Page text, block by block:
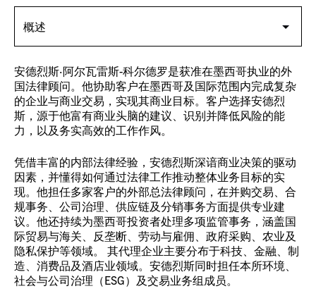
安德烈斯·阿尔瓦雷斯-科尔德罗是获准在墨西哥执业的外
国法律顾问。他协助客户在墨西哥及国际范围内完成复杂
的企业与商业交易，实现其商业目标。客户选择安德烈
斯，源于他富有商业头脑的建议、识别并降低风险的能
力，以及务实高效的工作作风。
凭借丰富的内部法律经验，安德烈斯深谙商业决策的驱动
因素，并懂得如何通过法律工作推动整体业务目标的实
现。他担任多家客户的外部总法律顾问，在并购交易、合
规事务、公司治理、供应链及分销事务方面提供专业建
议。他还持续为墨西哥投资者处理多项监管事务，涵盖国
际贸易与海关、反垄断、劳动与雇佣、政府采购、农业及
隐私保护等领域。 其代理企业主要分布于科技、金融、制
造、消费品及酒店业领域。安德烈斯同时担任本所环境、
社会与公司治理（ESG）及交易业务组成员。